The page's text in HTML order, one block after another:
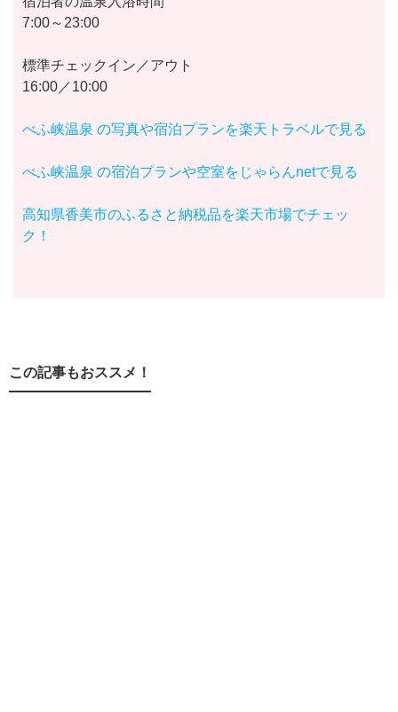
7:00～23:00
標準チェックイン／アウト
16:00／10:00
べふ峡温泉 の写真や宿泊プランを楽天トラベルで見る
べふ峡温泉 の宿泊プランや空室をじゃらんnetで見る
高知県香美市のふるさと納税品を楽天市場でチェッ
ク！
この記事もおススメ！